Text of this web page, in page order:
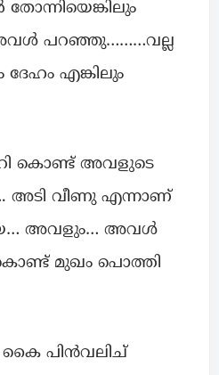
പറഞ്ഞു………വല്ല
ദേഹം എങ്കിലും
കൊണ്ട് അവളുടെ
അടി വീണു എന്നാണ്
അവളും… അവൾ
മുഖം പൊത്തി
കൈ പിൻവലിച്